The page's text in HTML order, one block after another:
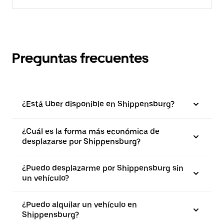
Preguntas frecuentes
¿Está Uber disponible en Shippensburg?
¿Cuál es la forma más económica de
desplazarse por Shippensburg?
¿Puedo desplazarme por Shippensburg sin
un vehículo?
¿Puedo alquilar un vehículo en
Shippensburg?